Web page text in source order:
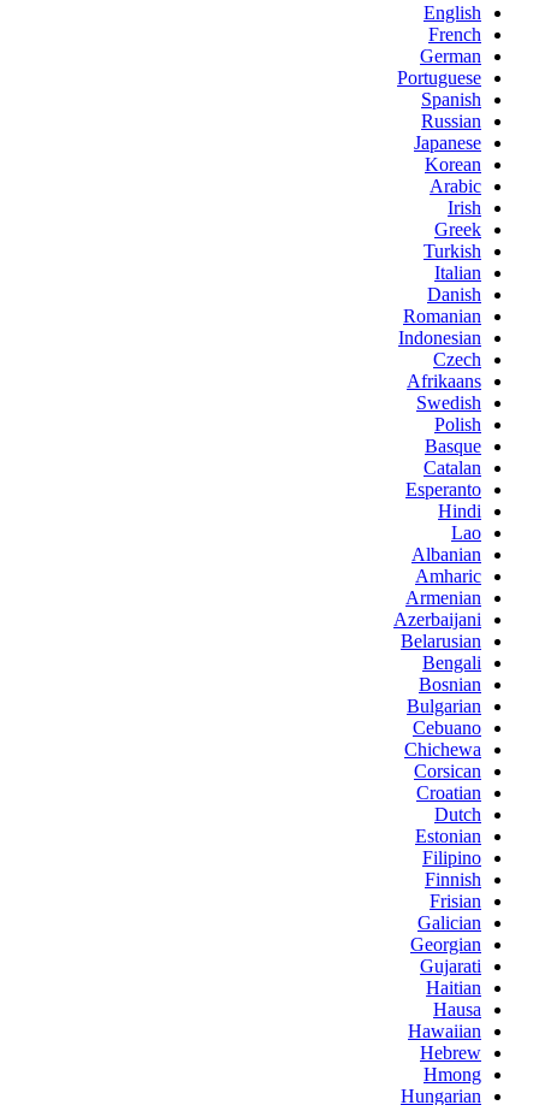
English
French
German
Portuguese
Spanish
Russian
Japanese
Korean
Arabic
Irish
Greek
Turkish
Italian
Danish
Romanian
Indonesian
Czech
Afrikaans
Swedish
Polish
Basque
Catalan
Esperanto
Hindi
Lao
Albanian
Amharic
Armenian
Azerbaijani
Belarusian
Bengali
Bosnian
Bulgarian
Cebuano
Chichewa
Corsican
Croatian
Dutch
Estonian
Filipino
Finnish
Frisian
Galician
Georgian
Gujarati
Haitian
Hausa
Hawaiian
Hebrew
Hmong
Hungarian